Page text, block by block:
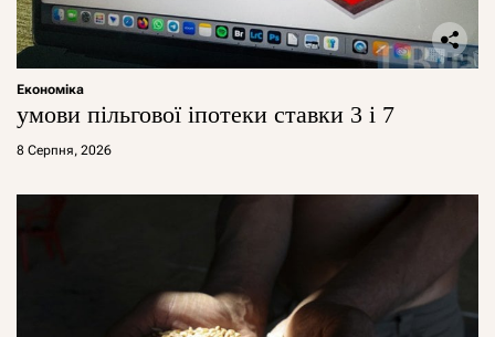
Економіка
умови пільгової іпотеки ставки 3 і 7
8 Серпня, 2026